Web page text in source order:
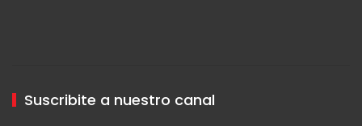
Suscribite a nuestro canal